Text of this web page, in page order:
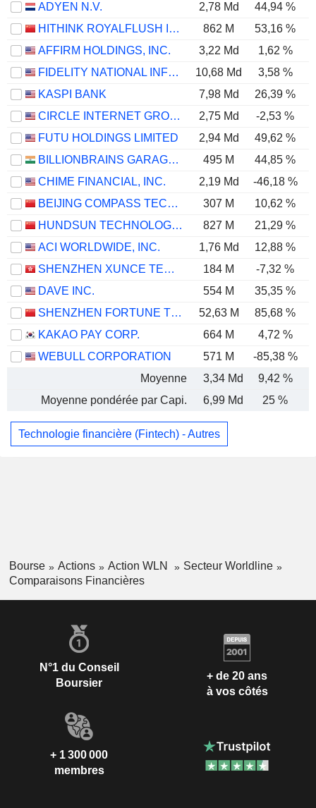
ADYEN N.V.
2,78 Md 44,94 %
HITHINK ROYALFLUSH INFORMATION NETWORK CO., LTD.
862 M 53,16 %
AFFIRM HOLDINGS, INC.
3,22 Md 1,62 %
FIDELITY NATIONAL INFORMATION SERVICES, INC.
10,68 Md 3,58 %
KASPI BANK
7,98 Md 26,39 %
CIRCLE INTERNET GROUP, INC.
2,75 Md -2,53 %
FUTU HOLDINGS LIMITED
2,94 Md 49,62 %
BILLIONBRAINS GARAGE VENTURES LIMITED
495 M 44,85 %
CHIME FINANCIAL, INC.
2,19 Md -46,18 %
BEIJING COMPASS TECHNOLOGY DEVELOPMENT CO., LTD.
307 M 10,62 %
HUNDSUN TECHNOLOGIES INC.
827 M 21,29 %
ACI WORLDWIDE, INC.
1,76 Md 12,88 %
SHENZHEN XUNCE TECHNOLOGY CO., LTD.
184 M -7,32 %
DAVE INC.
554 M 35,35 %
SHENZHEN FORTUNE TREND TECHNOLOGY CO., LTD.
52,63 M 85,68 %
KAKAO PAY CORP.
664 M 4,72 %
WEBULL CORPORATION
571 M -85,38 %
Moyenne
3,34 Md 9,42 %
Moyenne pondérée par Capi.
6,99 Md 25 %
Technologie financière (Fintech) - Autres
Bourse Actions Action WLN
Secteur Worldline
Comparaisons Financières
N°1 du Conseil
Boursier
+ de 20 ans
à vos côtés
+ 1 300 000
membres